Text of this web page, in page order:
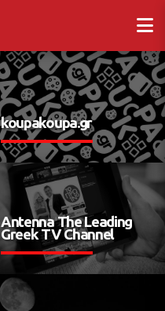
koupakoupa.gr
Antenna The Leading
Greek TV Channel